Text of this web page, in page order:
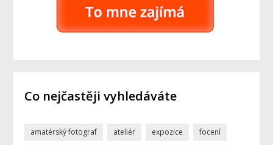
Co nejčastěji vyhledáváte
amatérský fotograf ateliér expozice focení